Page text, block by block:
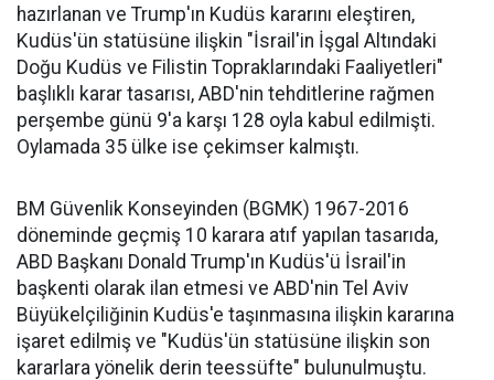
hazırlanan ve Trump'ın Kudüs kararını eleştiren,
Kudüs'ün statüsüne ilişkin "İsrail'in İşgal Altındaki
Doğu Kudüs ve Filistin Topraklarındaki Faaliyetleri"
başlıklı karar tasarısı, ABD'nin tehditlerine rağmen
perşembe günü 9'a karşı 128 oyla kabul edilmişti.
Oylamada 35 ülke ise çekimser kalmıştı.
BM Güvenlik Konseyinden (BGMK) 1967-2016
döneminde geçmiş 10 karara atıf yapılan tasarıda,
ABD Başkanı Donald Trump'ın Kudüs'ü İsrail'in
başkenti olarak ilan etmesi ve ABD'nin Tel Aviv
Büyükelçiliğinin Kudüs'e taşınmasına ilişkin kararına
işaret edilmiş ve "Kudüs'ün statüsüne ilişkin son
kararlara yönelik derin teessüfte" bulunulmuştu.